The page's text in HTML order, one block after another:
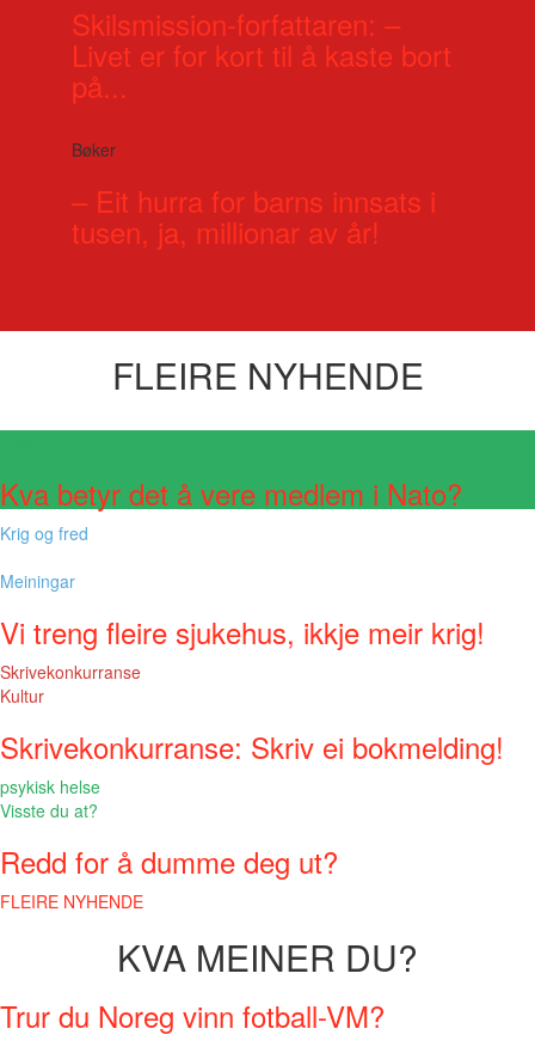
Skilsmission-forfattaren: –
Livet er for kort til å kaste bort
på...
Bøker
– Eit hurra for barns innsats i
tusen, ja, millionar av år!
FLEIRE NYHENDE
Kva betyr det å vere medlem i Nato?
Krig og fred
Meiningar
Vi treng fleire sjukehus, ikkje meir krig!
Skrivekonkurranse
Kultur
Skrivekonkurranse: Skriv ei bokmelding!
psykisk helse
Visste du at?
Redd for å dumme deg ut?
FLEIRE NYHENDE
KVA MEINER DU?
Trur du Noreg vinn fotball-VM?